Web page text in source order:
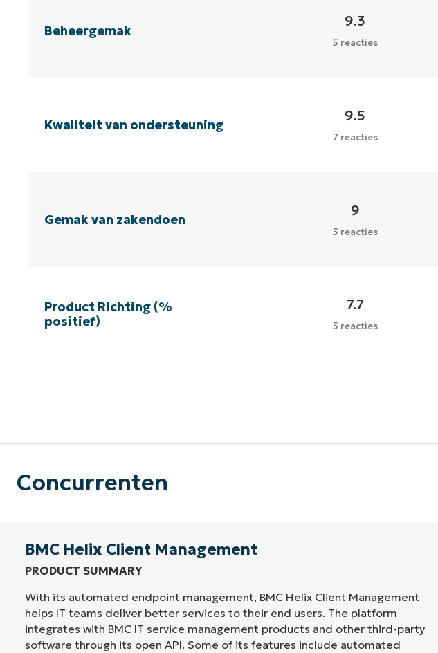
Beheergemak
9.3
5 reacties
Kwaliteit van ondersteuning
9.5
7 reacties
Gemak van zakendoen
9
5 reacties
Product Richting (%
positief)
7.7
5 reacties
Concurrenten
BMC Helix Client Management
PRODUCT SUMMARY
With its automated endpoint management, BMC Helix Client Management
helps IT teams deliver better services to their end users. The platform
integrates with BMC IT service management products and other third-party
software through its open API. Some of its features include automated